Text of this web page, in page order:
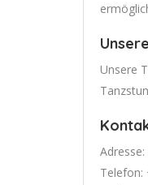
Unsere
Telefon: